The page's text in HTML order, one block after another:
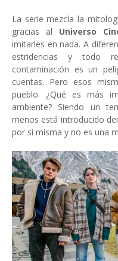
La serie mezcla la
gracias al Universo
imitarles en nada. A
estridencias y todo
contaminación es un
cuentas. Pero esos
pueblo. ¿Qué es más
ambiente? Siendo un
menos está introducido
por sí misma y no es una